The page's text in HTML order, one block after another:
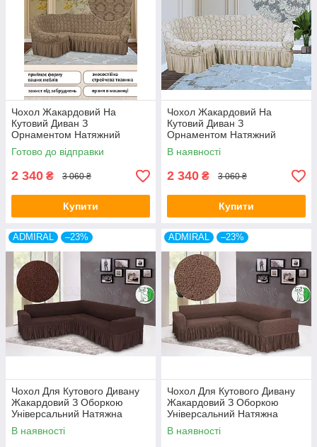
Тканина виготовлена зі100% поліестеру. Матеріал
відзначається високою зносостійкістю, стійкий до щоденного
використання, не линяє, швидко висихає після прання та
довго зберігає насичений колір і привабливу фактуру.
Чохол Жакардовий На
Кутовий Диван З
Орнаментом Натяжний
Універсальний З Воланами
Спідницею Kaspi Колір
Готово до відправки
2 340 ₴ 3 060 ₴
Купити
Чохол Жакардовий На
Кутовий Диван З
Орнаментом Натяжний
Універсальний З Воланами
Спідницею Kaspi Колір
В наявності
2 340 ₴ 3 060 ₴
Купити
ADMIRAL –23%
Чохол Для Кутового Дивану
Жакардовий З Оборкою
Універсальний Натяжна
шоколад Venera
В наявності
ADMIRAL –23%
Чохол Для Кутового Дивану
Жакардовий З Оборкою
Універсальний Натяжна
капучіно Venera
В наявності